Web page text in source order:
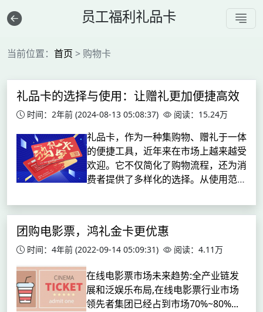
员工福利礼品卡
当前位置： 首页 > 购物卡
礼品卡的选择与使用：让赠礼更加便捷高效
时间：2年前 (2024-08-13 05:08:37) 阅读：15.24万
礼品卡，作为一种集购物、赠礼于一体
的便捷工具，近年来在市场上越来越受
欢迎。它不仅简化了购物流程，还为消
费者提供了多样化的选择。从使用范围
电商平台购物卡、平台充值卡、特定服
型...
团购电影票，鸿礼金卡更优惠
时间：4年前 (2022-09-14 05:09:31) 阅读：4.11万
在线电影票市场未来趋势:全产业链发
展和泛娱乐布局,在线电影票行业市场
领先者集团已经占到市场70%~80%...